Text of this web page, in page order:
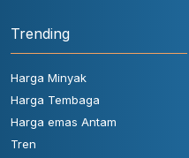
Trending
Harga Minyak
Harga Tembaga
Harga emas Antam
Tren